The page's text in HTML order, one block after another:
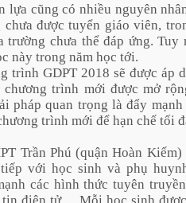
lựa cũng có nhiều nguyên
được tuyển giáo viên,
chưa thể đáp ứng. Tuy
này trong năm học tới.
trình GDPT 2018 sẽ được áp
trình mới được mở
pháp quan trọng là đẩy mạnh
trình mới để hạn chế tối
Trần Phú (quận Hoàn Kiếm)
với học sinh và phụ
các hình thức tuyên
điện tử… Mỗi học sinh